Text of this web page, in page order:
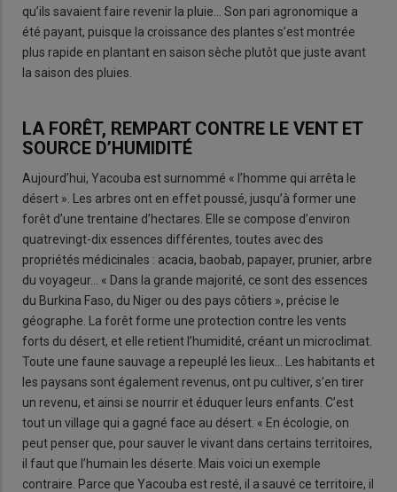
qu’ils savaient faire revenir la pluie... Son pari agronomique a
été payant, puisque la croissance des plantes s’est montrée
plus rapide en plantant en saison sèche plutôt que juste avant
la saison des pluies.
LA FORÊT, REMPART CONTRE LE VENT ET
SOURCE D’HUMIDITÉ
Aujourd’hui, Yacouba est surnommé « l’homme qui arrêta le
désert ». Les arbres ont en effet poussé, jusqu’à former une
forêt d’une trentaine d’hectares. Elle se compose d’environ
quatrevingt-dix essences différentes, toutes avec des
propriétés médicinales : acacia, baobab, papayer, prunier, arbre
du voyageur… « Dans la grande majorité, ce sont des essences
du Burkina Faso, du Niger ou des pays côtiers », précise le
géographe. La forêt forme une protection contre les vents
forts du désert, et elle retient l’humidité, créant un microclimat.
Toute une faune sauvage a repeuplé les lieux… Les habitants et
les paysans sont également revenus, ont pu cultiver, s’en tirer
un revenu, et ainsi se nourrir et éduquer leurs enfants. C’est
tout un village qui a gagné face au désert. « En écologie, on
peut penser que, pour sauver le vivant dans certains territoires,
il faut que l’humain les déserte. Mais voici un exemple
contraire. Parce que Yacouba est resté, il a sauvé ce territoire, il